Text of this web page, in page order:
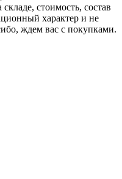
стоимость, состав
характер и не
ждем вас с покупками.